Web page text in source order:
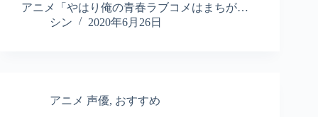
アニメ「やはり俺の青春ラブコメはまちが…
シン
2020年6月26日
アニメ 声優, おすすめ